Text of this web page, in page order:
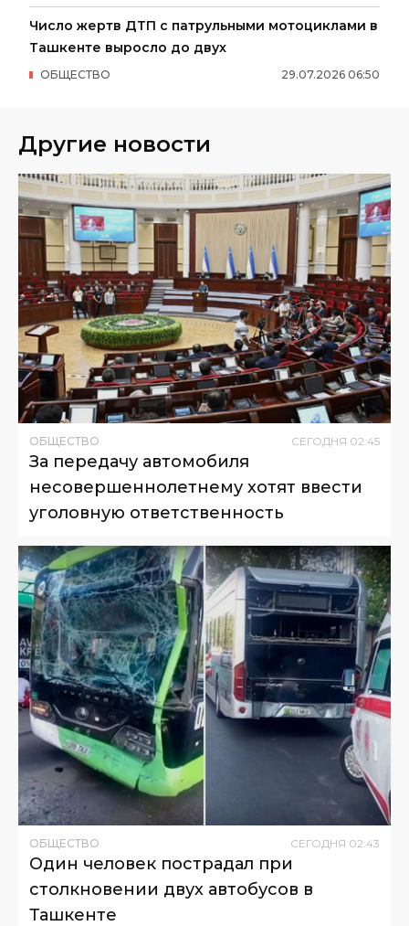
Число жертв ДТП с патрульными мотоциклами в
Ташкенте выросло до двух
29.07.2026 06:50
ОБЩЕСТВО
Другие новости
ОБЩЕСТВО СЕГОДНЯ 02:45
За передачу автомобиля
несовершеннолетнему хотят ввести
уголовную ответственность
ОБЩЕСТВО СЕГОДНЯ 02:43
Один человек пострадал при
столкновении двух автобусов в
Ташкенте